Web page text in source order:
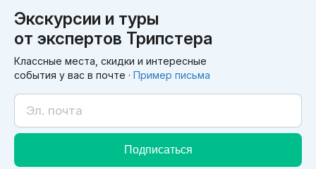
Моя цель — сделать ваше знакомство с Сицилией
глубоким и запоминающимся. Мне нравится
делиться своей любовью к этому удивительному
Свяжитесь со мной, чтобы обсудить ваш маршрут!
Экскурсии и туры
от экспертов Трипстера
Классные места, скидки и интересные
события у вас в почте · Пример письма
Подписаться